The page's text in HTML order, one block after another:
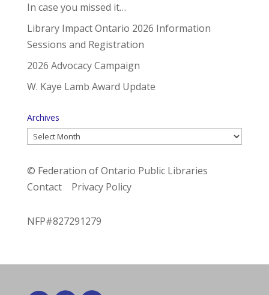
In case you missed it…
Library Impact Ontario 2026 Information
Sessions and Registration
2026 Advocacy Campaign
W. Kaye Lamb Award Update
Archives
Archives
© Federation of Ontario Public Libraries
Contact
Privacy Policy
NFP#827291279